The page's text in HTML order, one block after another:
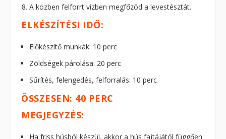
A közben felforrt vízben megfőzöd a levestésztát.
ELKÉSZÍTÉSI IDŐ:
Előkészítő munkák: 10 perc
Zöldségek párolása: 20 perc
Sűrítés, felengedés, felforralás: 10 perc
ÖSSZESEN: 40 PERC
MEGJEGYZÉS:
Ha friss húsból készül, akkor a hús fajtájától függően